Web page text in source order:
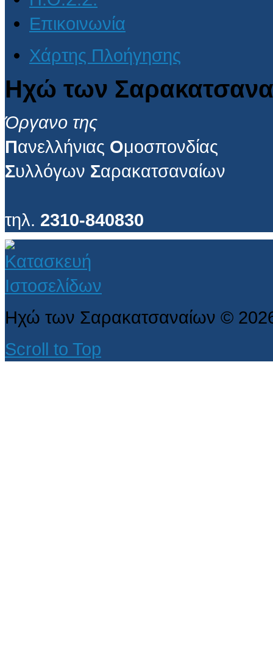
Επικοινωνία
Χάρτης Πλοήγησης
Ηχώ των
Όργανο της
Πανελλήνιας Ομοσπονδίας
Συλλόγων Σαρακατσαναίων
τηλ. 2310-840830
Ηχώ των Σαρακατσαναίων ©
Scroll to Top